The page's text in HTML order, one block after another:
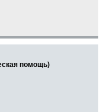
помощь)